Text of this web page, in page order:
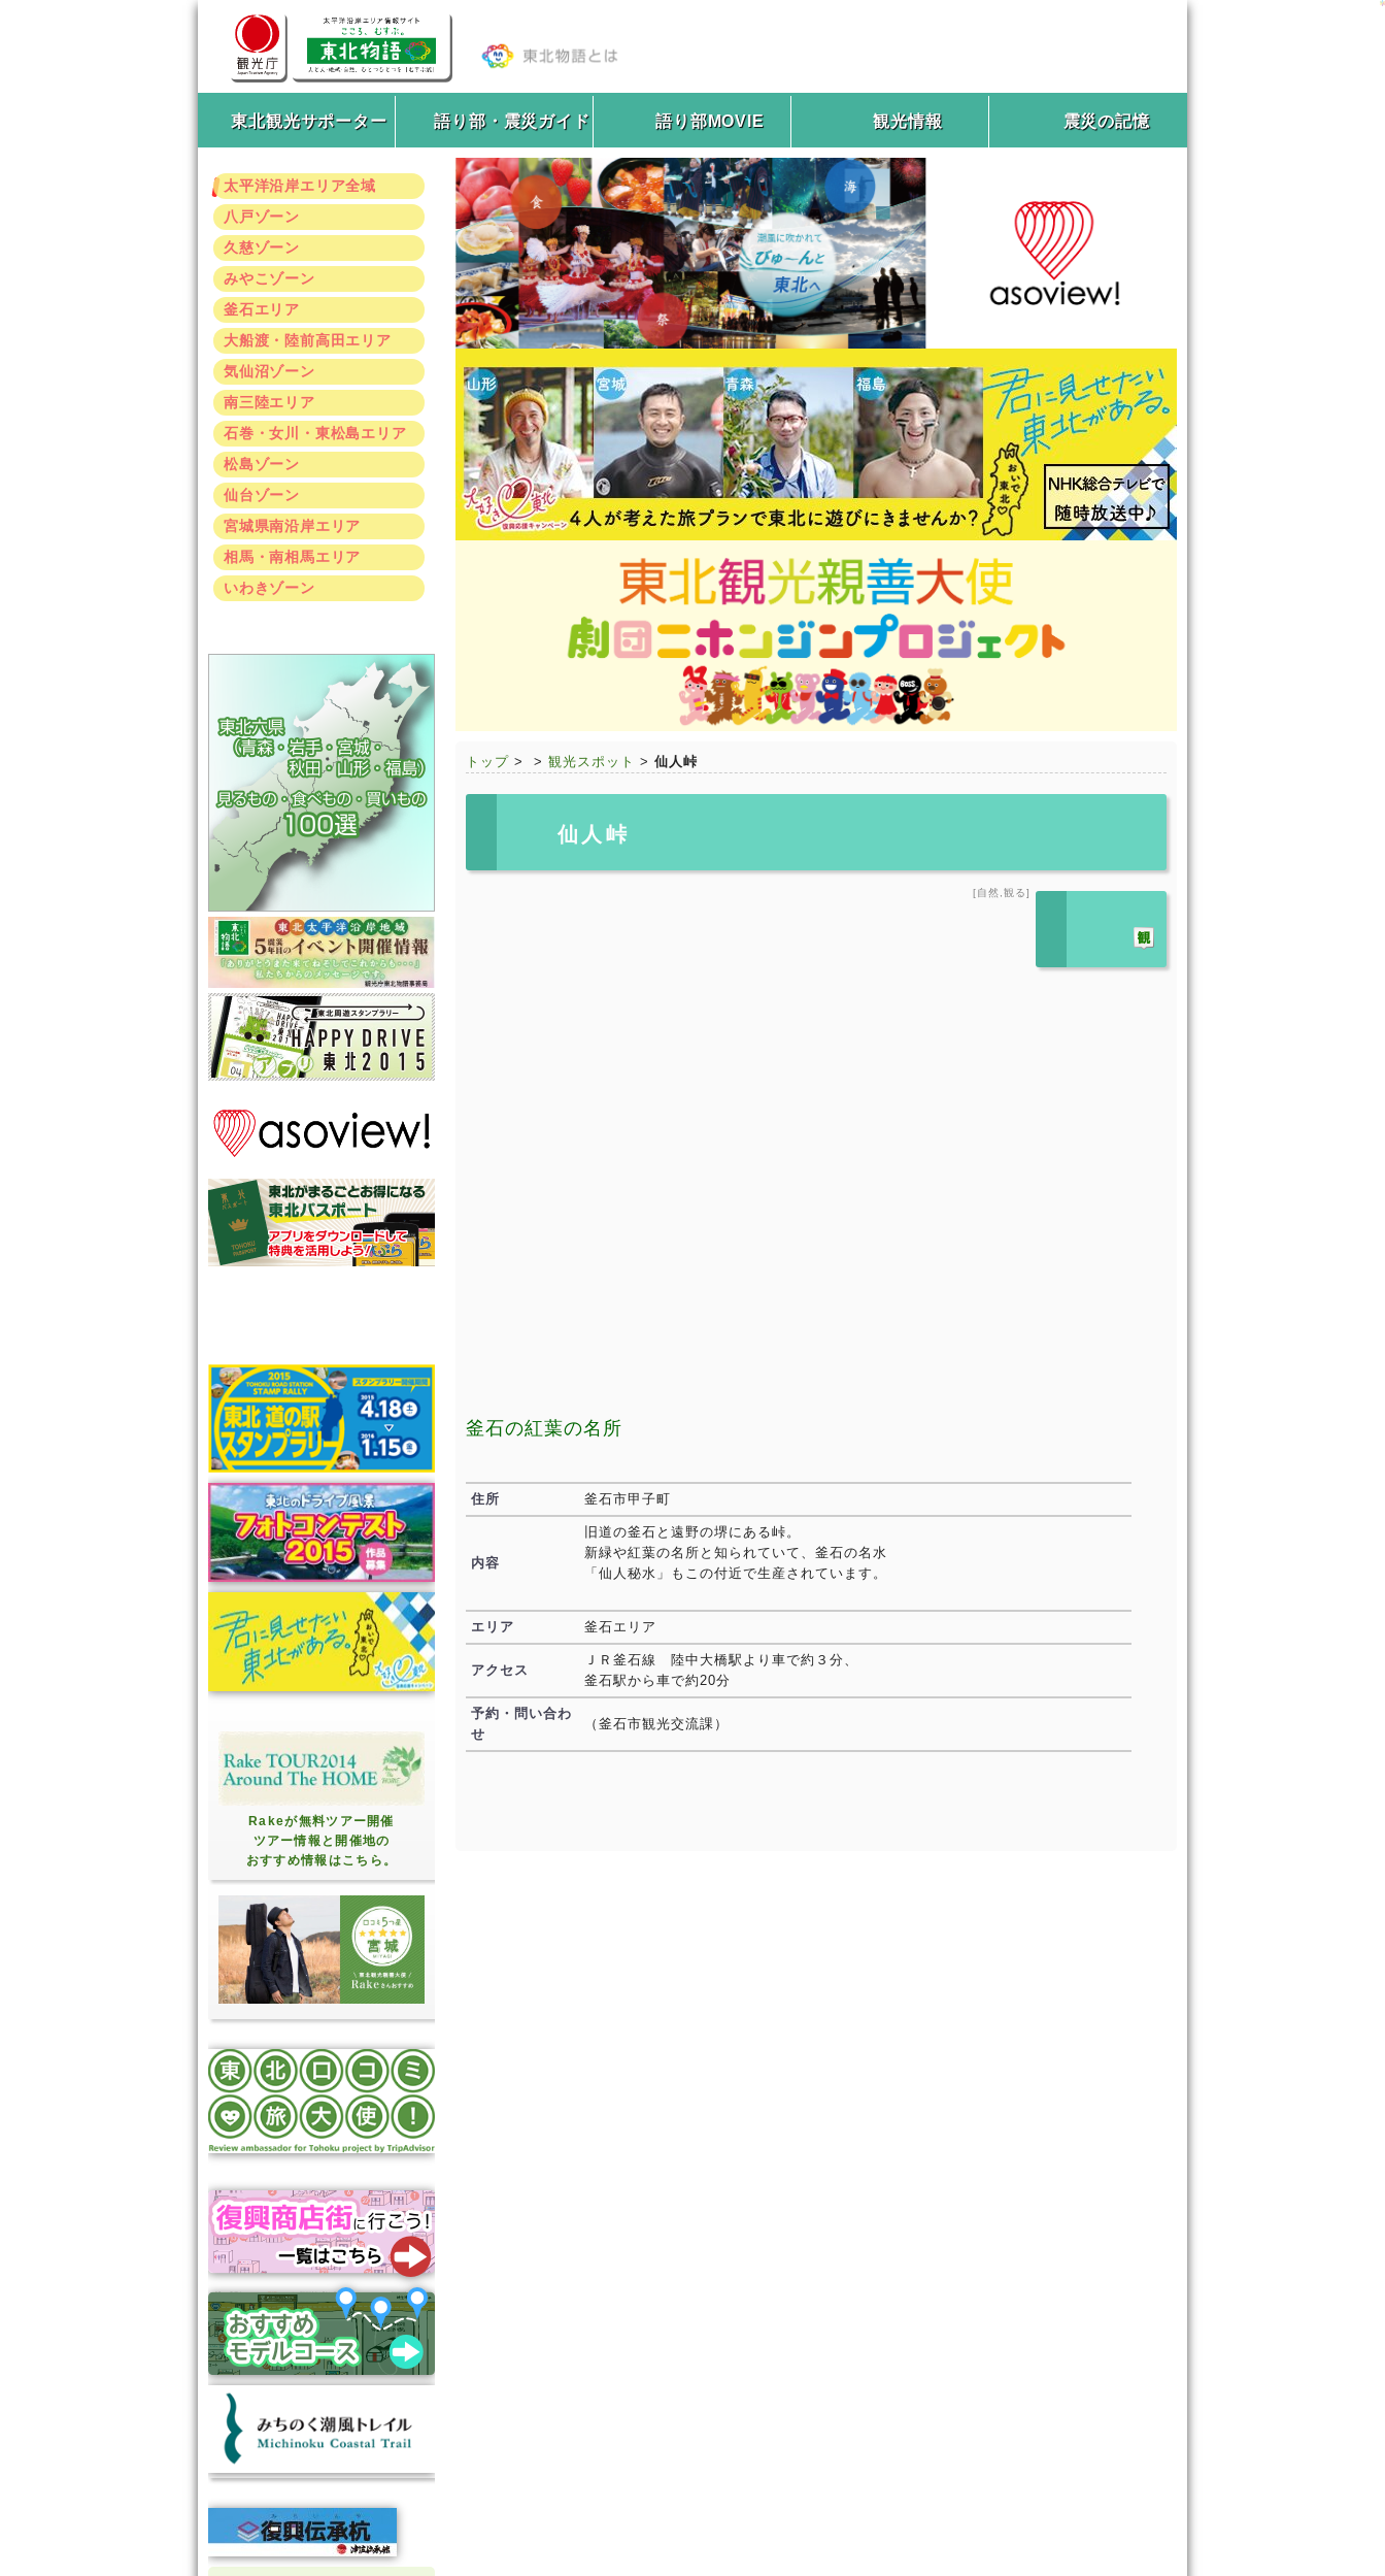
東北観光サポーター 語り部・震災ガイド 語り部MOVIE 観光情報 震災の記憶
太平洋沿岸エリア全域
八戸ゾーン
久慈ゾーン
みやこゾーン
釜石エリア
大船渡・陸前高田エリア
気仙沼ゾーン
南三陸エリア
石巻・女川・東松島エリア
松島ゾーン
仙台ゾーン
宮城県南沿岸エリア
相馬・南相馬エリア
いわきゾーン
Rakeが無料ツアー開催
ツアー情報と開催地の
おすすめ情報はこちら。
トップ > > 観光スポット > 仙人峠
仙人峠
[自然,観る]
釜石の紅葉の名所
住所 釜石市甲子町
内容
旧道の釜石と遠野の堺にある峠。
新緑や紅葉の名所と知られていて、釜石の名水
「仙人秘水」もこの付近で生産されています。
エリア 釜石エリア
アクセス
ＪＲ釜石線 陸中大橋駅より車で約３分、
釜石駅から車で約20分
予約・問い合わ
せ
（釜石市観光交流課）